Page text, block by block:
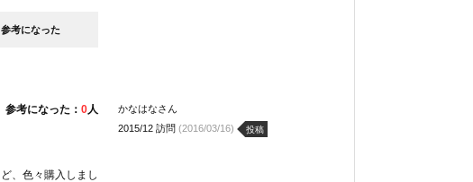
参考になった
参考になった： 0人
、色々購入しまし
かなはなさん
2015/12 訪問 (2016/03/16) 投稿